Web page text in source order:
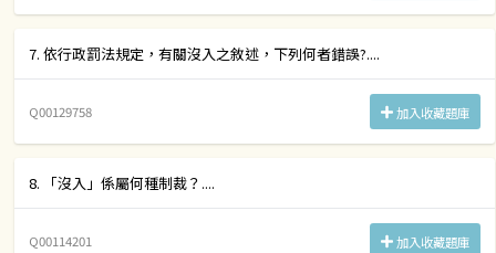
7. 依行政罰法規定，有關沒入之敘述，下列何者錯誤?....
Q00129758 加入收藏題庫
8. 「沒入」係屬何種制裁？....
Q00114201 加入收藏題庫